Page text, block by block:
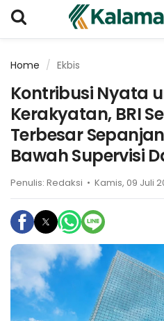
Home Ekbis
Kontribusi Nyata
Kerakyatan, BRI
Terbesar
Bawah Supervisi
Penulis: Redaksi • Kamis, 09 Juli